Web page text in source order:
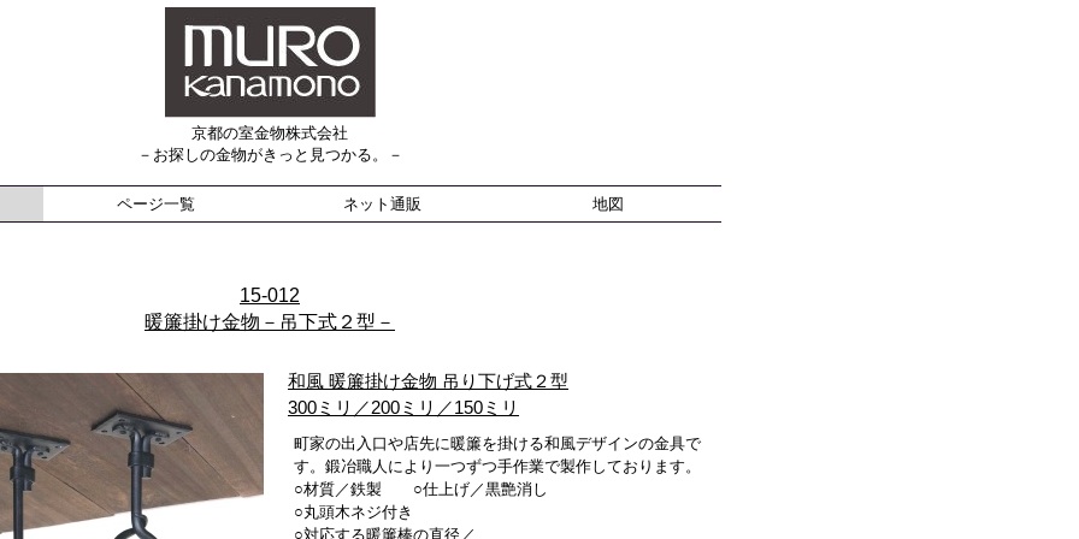
京都の室金物株式会社
－お探しの金物がきっと見つかる。－
ページ一覧 ネット通販 地図
15-012
暖簾掛け金物－吊下式２型－
和風 暖簾掛け金物 吊り下げ式２型
300ミリ／200ミリ／150ミリ
町家の出入口や店先に暖簾を掛ける和風デザインの金具で
す。鍛冶職人により一つずつ手作業で製作しております。
○材質／鉄製 ○仕上げ／黒艶消し
○丸頭木ネジ付き
○対応する暖簾棒の直径／